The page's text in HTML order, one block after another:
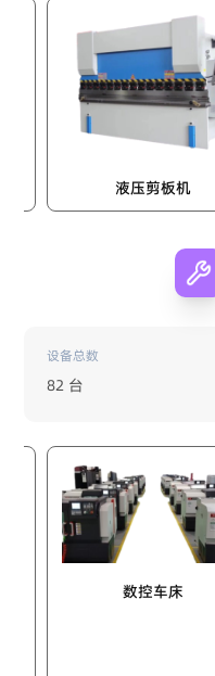
液压剪板机
设备总数
82 台